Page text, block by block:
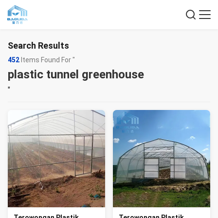
Search Results
452 Items Found For "
plastic tunnel greenhouse
"